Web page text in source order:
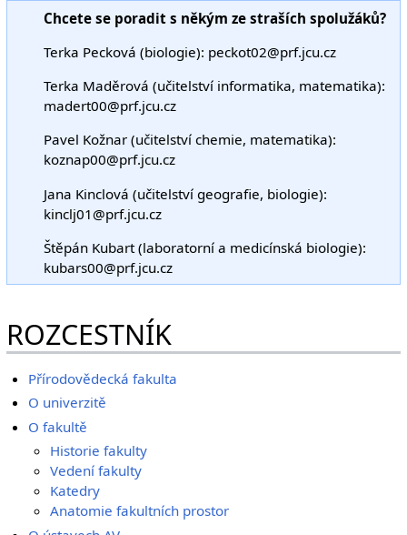
Chcete se poradit s někým ze straších spolužáků?
Terka Pecková (biologie): peckot02@prf.jcu.cz
Terka Maděrová (učitelství informatika, matematika):
madert00@prf.jcu.cz
Pavel Kožnar (učitelství chemie, matematika):
koznap00@prf.jcu.cz
Jana Kinclová (učitelství geografie, biologie):
kinclj01@prf.jcu.cz
Štěpán Kubart (laboratorní a medicínská biologie):
kubars00@prf.jcu.cz
ROZCESTNÍK
Přírodovědecká fakulta
O univerzitě
O fakultě
Historie fakulty
Vedení fakulty
Katedry
Anatomie fakultních prostor